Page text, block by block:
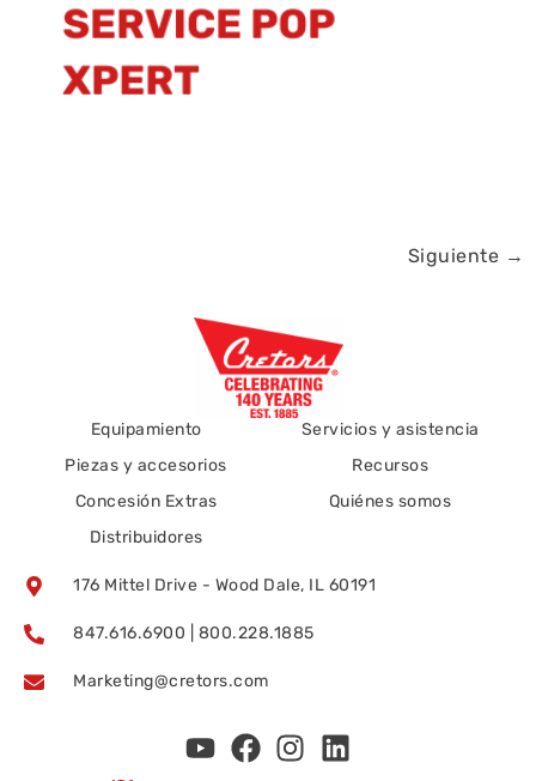
Siguiente →
Equipamiento
Piezas y accesorios
Concesión Extras
Distribuidores
Servicios y asistencia
Recursos
Quiénes somos
176 Mittel Drive - Wood Dale, IL 60191
847.616.6900 | 800.228.1885
Marketing@cretors.com